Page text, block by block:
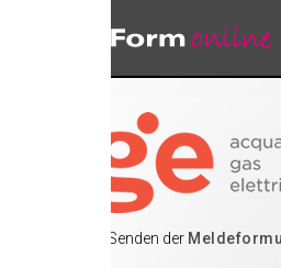
Meldeformulare